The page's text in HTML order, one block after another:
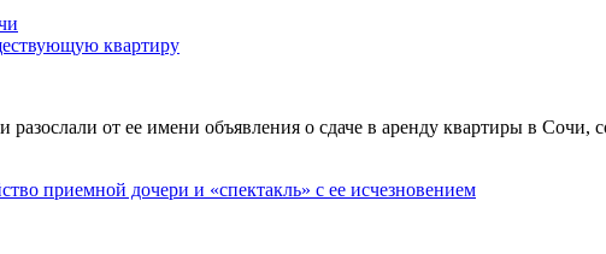
квартиру
от ее имени объявления о сдаче в аренду квартиры в Сочи,
приемной дочери и «спектакль» с ее исчезновением